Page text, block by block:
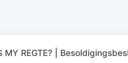
MY REGTE? |